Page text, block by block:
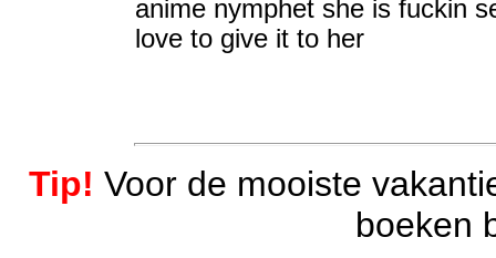
anime nymphet she is fuckin
love to give it to her
Tip! Voor de mooiste
boeken